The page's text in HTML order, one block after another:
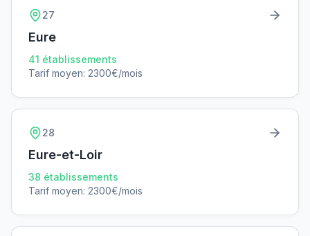
27
Eure
41 établissements
Tarif moyen: 2300€/mois
28
Eure-et-Loir
38 établissements
Tarif moyen: 2300€/mois